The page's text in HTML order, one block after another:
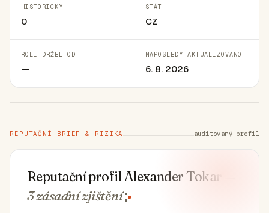
HISTORICKY
0
STÁT
CZ
ROLI DRŽEL OD
—
NAPOSLEDY AKTUALIZOVÁNO
6. 8. 2026
REPUTAČNÍ BRIEF & RIZIKA auditovaný profil
Reputační profil Alexander Tokar
—
3 zásadnízjištění